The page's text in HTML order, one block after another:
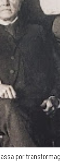
por